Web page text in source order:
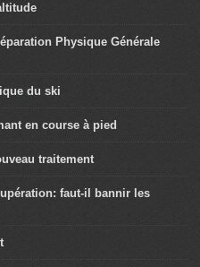
Physique Générale
du ski
en course à pied
traitement
faut-il bannir les